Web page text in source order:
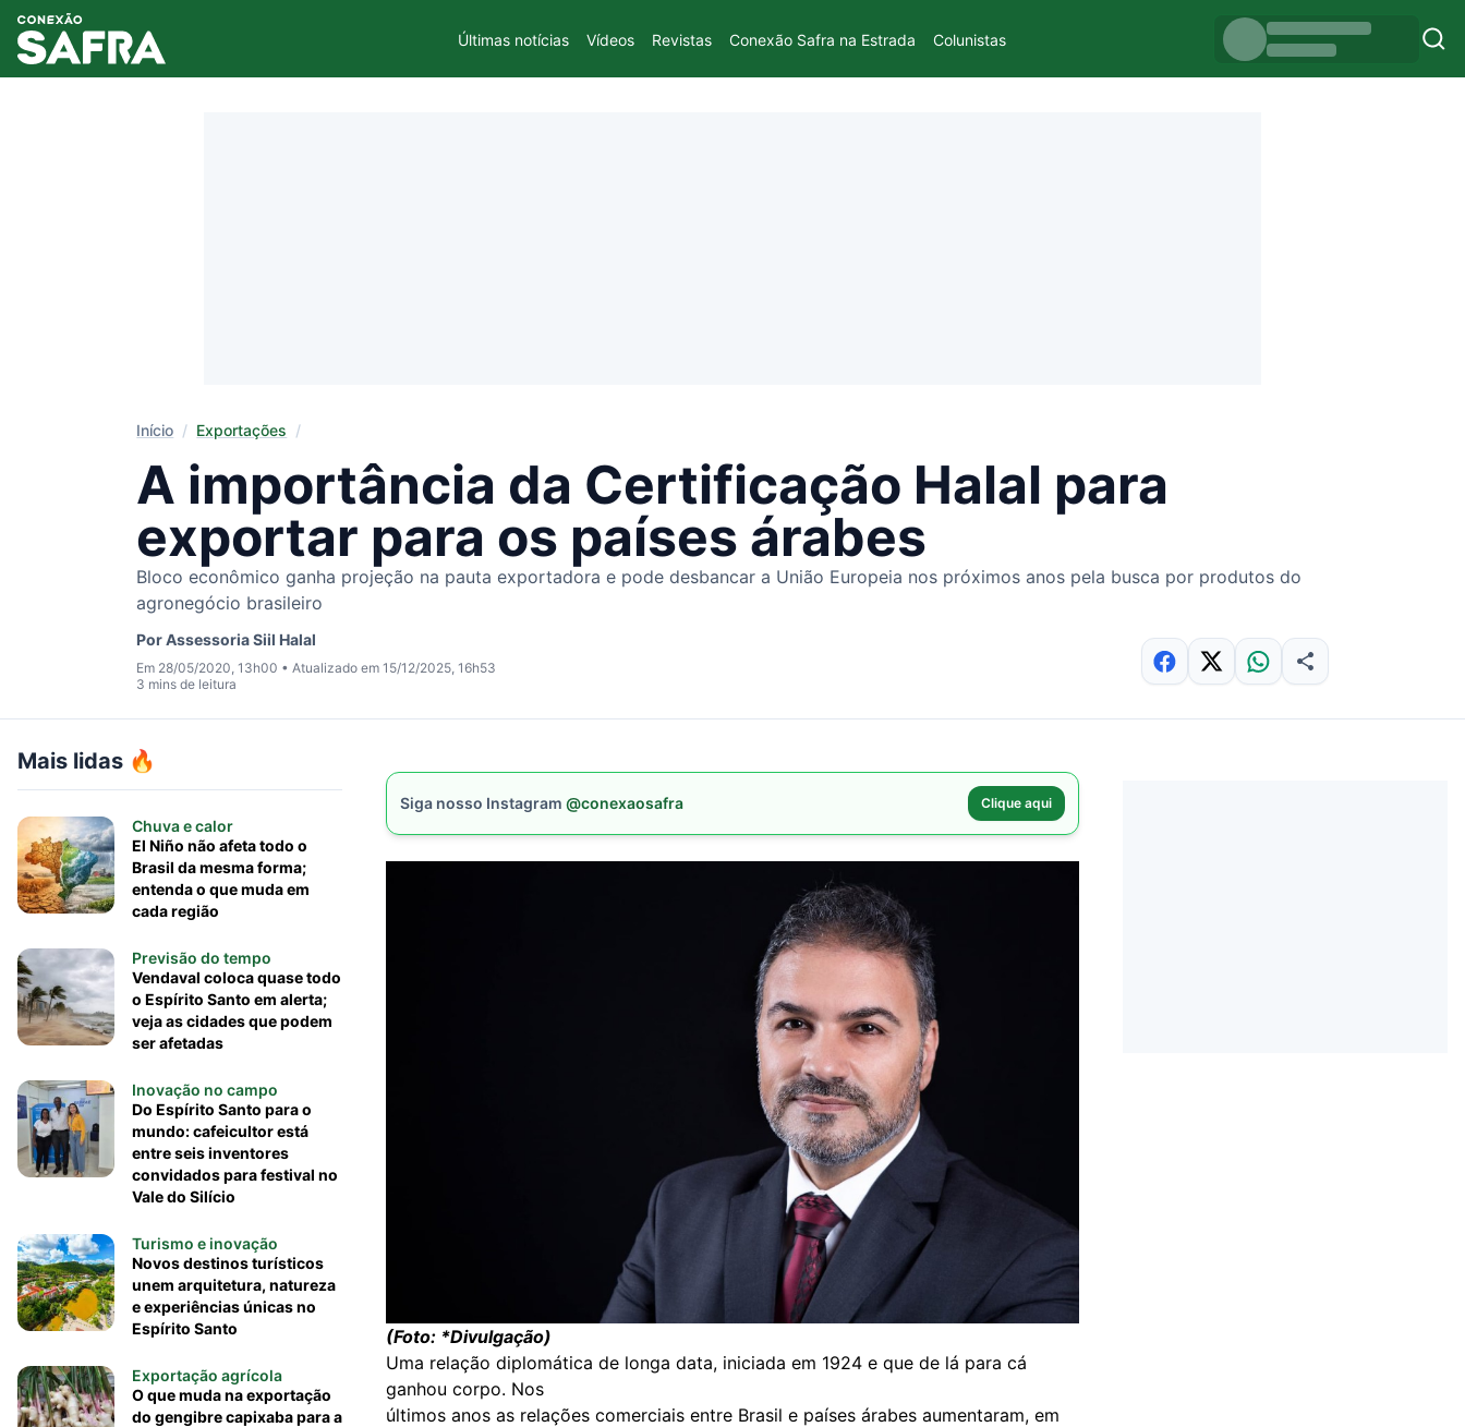
Últimas notícias Vídeos Revistas Conexão Safra na Estrada Colunistas
Início / Exportações /
A importância da Certificação Halal para
exportar para os países árabes
Bloco econômico ganha projeção na pauta exportadora e pode desbancar a União Europeia nos próximos anos pela busca por produtos do
agronegócio brasileiro
PorAssessoria Siil Halal
Em 28/05/2020, 13h00 • Atualizado em 15/12/2025, 16h53
3 mins de leitura
Mais lidas 🔥
Chuva e calor
El Niño não afeta todo o
Brasil da mesma forma;
entenda o que muda em
cada região
Previsão do tempo
Vendaval coloca quase todo
o Espírito Santo em alerta;
veja as cidades que podem
ser afetadas
Inovação no campo
Do Espírito Santo para o
mundo: cafeicultor está
entre seis inventores
convidados para festival no
Vale do Silício
Turismo e inovação
Novos destinos turísticos
unem arquitetura, natureza
e experiências únicas no
Espírito Santo
Exportação agrícola
O que muda na exportação
do gengibre capixaba para a
Siga nosso Instagram @conexaosafra Clique aqui
(Foto: *Divulgação)
Uma relação diplomática de longa data, iniciada em 1924 e que de lá para cá
ganhou corpo. Nos
últimos anos as relações comerciais entre Brasil e países árabes aumentaram, em